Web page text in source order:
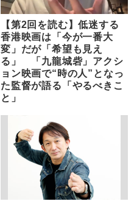
【第2回を読む】低迷する
香港映画は「今が一番大
変」だが「希望も見え
る」 「九龍城砦」アクシ
ョン映画で“時の人”となっ
た監督が語る「やるべきこ
と」